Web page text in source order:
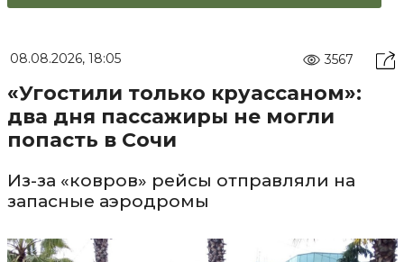
08.08.2026, 18:05 3567
«Угостили только круассаном»:
два дня пассажиры не могли
попасть в Сочи
Из-за «ковров» рейсы отправляли на
запасные аэродромы